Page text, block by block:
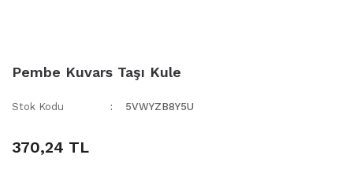
Pembe Kuvars Taşı Kule
Stok Kodu 5VWYZB8Y5U
370,24 TL